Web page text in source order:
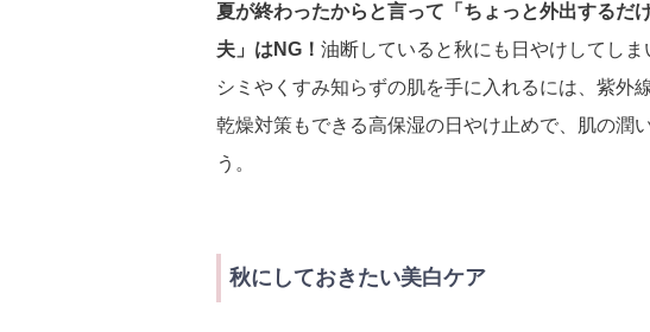
夏が終わったからと言って「ちょっと外出するだ
夫」はNG！ 油断していると秋にも日やけしてしま
シミやくすみ知らずの肌を手に入れるには、紫外
乾燥対策もできる高保湿の日やけ止めで、肌の潤
う。
秋にしておきたい美白ケア